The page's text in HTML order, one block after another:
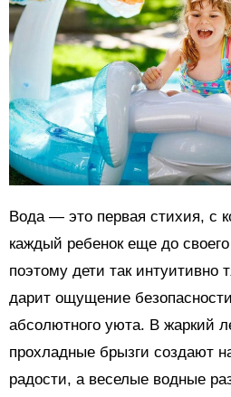
Вода — это первая стихия, с
каждый ребенок еще до
поэтому дети так интуитивно
дарит ощущение
абсолютного уюта. В жаркий
прохладные брызги создают
радости, а веселые водные